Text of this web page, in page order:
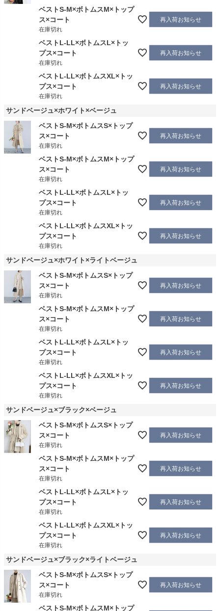
ベストS-M×ボトムスM×トップ
ス×コート
在庫切れ
再入荷お知らせ
ベストL-LL×ボトムスL×トッ
プス×コート
在庫切れ
再入荷お知らせ
ベストL-LL×ボトムスXL×トッ
プス×コート
在庫切れ
再入荷お知らせ
サンドベージュ×ホワイト×ベージュ
ベストS-M×ボトムスS×トップ
ス×コート
在庫切れ
再入荷お知らせ
ベストS-M×ボトムスM×トップ
ス×コート
在庫切れ
再入荷お知らせ
ベストL-LL×ボトムスL×トッ
プス×コート
在庫切れ
再入荷お知らせ
ベストL-LL×ボトムスXL×トッ
プス×コート
在庫切れ
再入荷お知らせ
サンドベージュ×ホワイト×ライトベージュ
ベストS-M×ボトムスS×トップ
ス×コート
在庫切れ
再入荷お知らせ
ベストS-M×ボトムスM×トップ
ス×コート
在庫切れ
再入荷お知らせ
ベストL-LL×ボトムスL×トッ
プス×コート
在庫切れ
再入荷お知らせ
ベストL-LL×ボトムスXL×トッ
プス×コート
在庫切れ
再入荷お知らせ
サンドベージュ×ブラック×ベージュ
ベストS-M×ボトムスS×トップ
ス×コート
在庫切れ
再入荷お知らせ
ベストS-M×ボトムスM×トップ
ス×コート
在庫切れ
再入荷お知らせ
ベストL-LL×ボトムスL×トッ
プス×コート
在庫切れ
再入荷お知らせ
ベストL-LL×ボトムスXL×トッ
プス×コート
在庫切れ
再入荷お知らせ
サンドベージュ×ブラック×ライトベージュ
ベストS-M×ボトムスS×トップ
ス×コート
在庫切れ
再入荷お知らせ
ベストS-M×ボトムスM×トップ